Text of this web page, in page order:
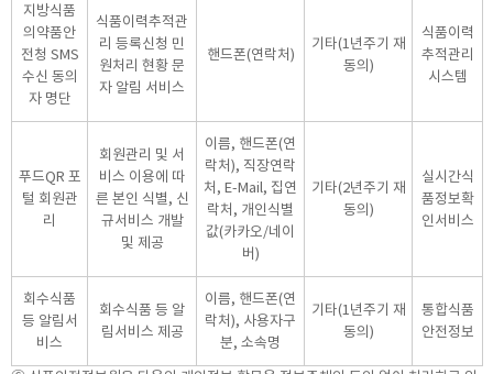
지방식품
의약품안
전청 SMS
수신 동의
자 명단
식품이력추적관
리 등록신청 민
원처리 현황 문
자 알림 서비스
핸드폰(연락처)
기타(1년주기 재
동의)
식품이력
추적관리
시스템
푸드QR 포
털 회원관
리
회원관리 및 서
비스 이용에 따
른 본인 식별, 신
규서비스 개발
및 제공
이름, 핸드폰(연
락처), 직장연락
처, E-Mail, 집연
락처, 개인식별
값(카카오/네이
버)
기타(2년주기 재
동의)
실시간식
품정보확
인서비스
회수식품
등 알림서
비스
회수식품 등 알
림서비스 제공
이름, 핸드폰(연
락처), 사용자구
분, 소속명
기타(1년주기 재
동의)
통합식품
안전정보